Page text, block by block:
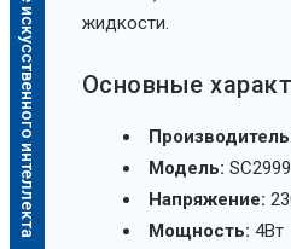
Описание искусственного интеллекта
жидкости.
Основные
Модель:
Напряжение:
Мощность: 4Вт